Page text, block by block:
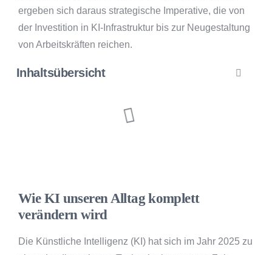
ergeben sich daraus strategische Imperative, die von
der Investition in KI-Infrastruktur bis zur Neugestaltung
von Arbeitskräften reichen.
Inhaltsübersicht
Wie KI unseren Alltag komplett
verändern wird
Die Künstliche Intelligenz (KI) hat sich im Jahr 2025 zu